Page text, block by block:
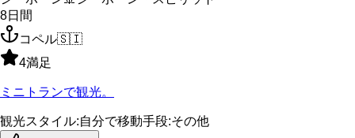
8日間
コペル🇸🇮
4満足
ミニトランで観光。
観光スタイル:自分で移動手段:その他